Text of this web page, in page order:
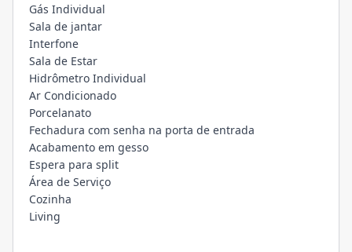
Gás Individual
Sala de jantar
Interfone
Sala de Estar
Hidrômetro Individual
Ar Condicionado
Porcelanato
Fechadura com senha na porta de entrada
Acabamento em gesso
Espera para split
Área de Serviço
Cozinha
Living